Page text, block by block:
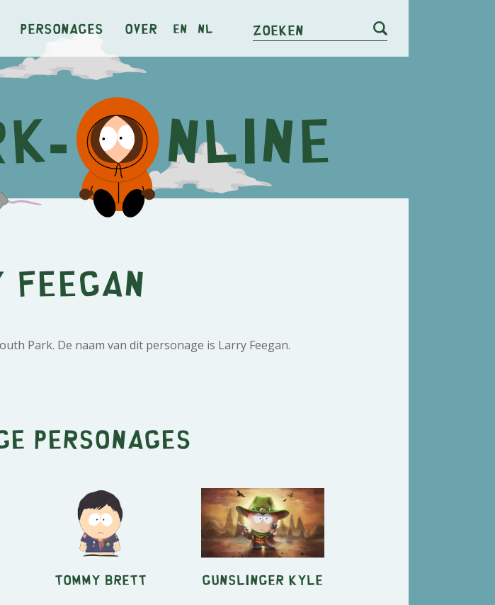
Personages Over en nl Zoeken
Park. De naam van dit personage is Larry Feegan.
personages
Tommy Brett Gunslinger Kyle